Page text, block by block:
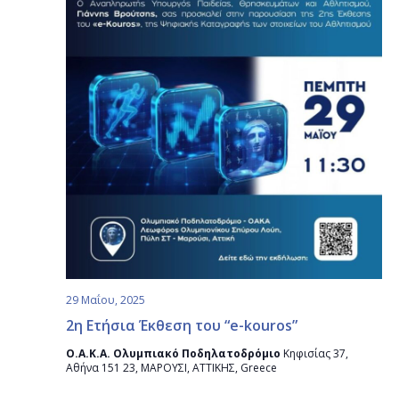
2η Ετήσια Έκθεση του “e-kouros”
29 Μαΐου, 2025
Ο.Α.Κ.Α. Ολυμπιακό Ποδηλατοδρόμιο Κηφισίας 37,
Αθήνα 151 23, ΜΑΡΟΥΣΙ, ΑΤΤΙΚΗΣ, Greece